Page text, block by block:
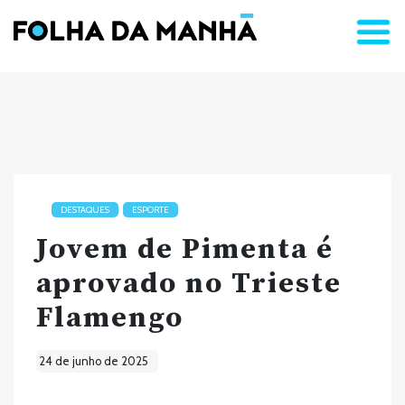
DESTAQUES ESPORTE
Jovem de Pimenta é
aprovado no Trieste
Flamengo
24 de junho de 2025